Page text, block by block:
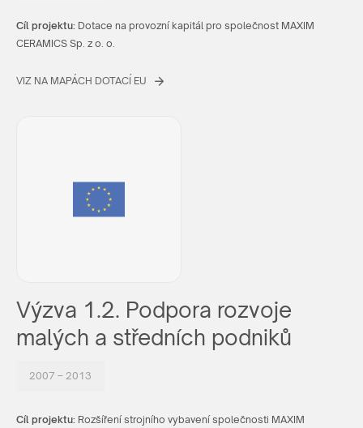
Cíl projektu: Dotace na provozní kapitál pro společnost MAXIM
CERAMICS Sp. z o. o.
VIZ NA MAPÁCH DOTACÍ EU
Výzva 1.2. Podpora rozvoje
malých a středních podniků
2007 – 2013
Cíl projektu: Rozšíření strojního vybavení společnosti MAXIM